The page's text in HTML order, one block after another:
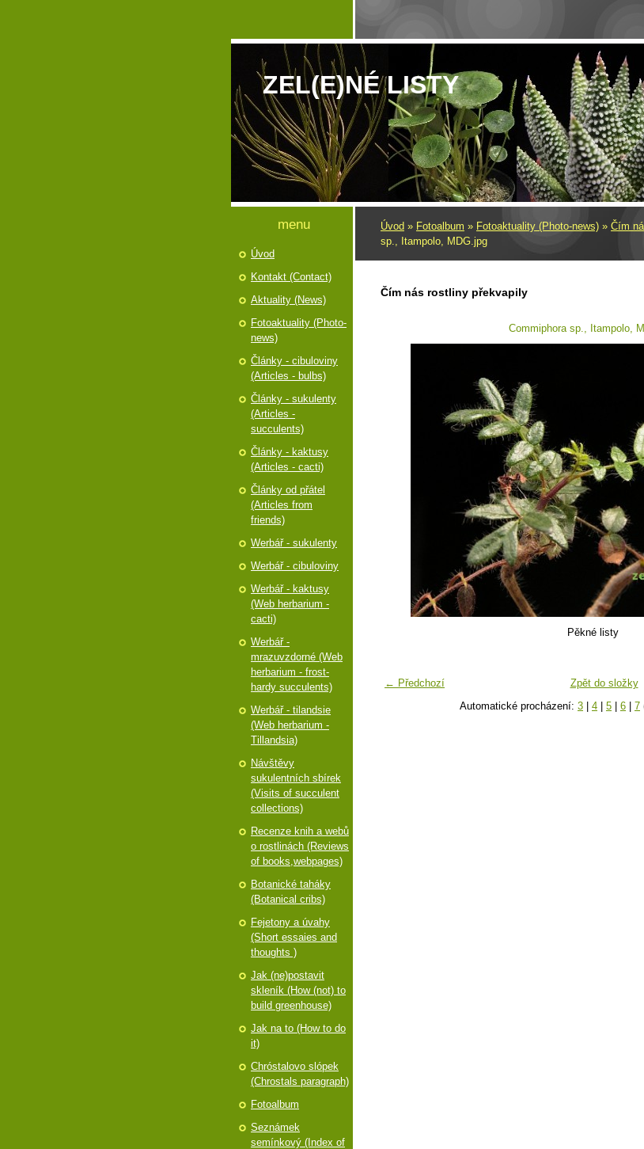
ZEL(E)NÉ LISTY
Úvod » Fotoalbum » Fotoaktuality (Photo-news) » Čím
sp., Itampolo, MDG.jpg
Čím nás rostliny překvapily
Commiphora sp., Itampolo,
Pěkné listy
← Předchozí
Zpět do složky
Automatické procházení: 3 4 5 6 7
menu
Úvod
Kontakt (Contact)
Aktuality (News)
Fotoaktuality (Photo-
news)
Články - cibuloviny
(Articles - bulbs)
Články - sukulenty
(Articles -
succulents)
Články - kaktusy
(Articles - cacti)
Články od přátel
(Articles from
friends)
Werbář - sukulenty
Werbář - cibuloviny
Werbář - kaktusy
(Web herbarium -
cacti)
Werbář -
mrazuvzdorné (Web
herbarium - frost-
hardy succulents)
Werbář - tilandsie
(Web herbarium -
Tillandsia)
Návštěvy
sukulentních sbírek
(Visits of succulent
collections)
Recenze knih a webů
o rostlinách (Reviews
of books,webpages)
Botanické taháky
(Botanical cribs)
Fejetony a úvahy
(Short essaies and
thoughts )
Jak (ne)postavit
skleník (How (not) to
build greenhouse)
Jak na to (How to do
it)
Chróstalovo slópek
(Chrostals paragraph)
Fotoalbum
Seznámek
semínkový (Index of